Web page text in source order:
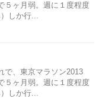
５ヶ月弱。週に１度程度
しか行...
で、東京マラソン2013
５ヶ月弱。週に１度程度
しか行...